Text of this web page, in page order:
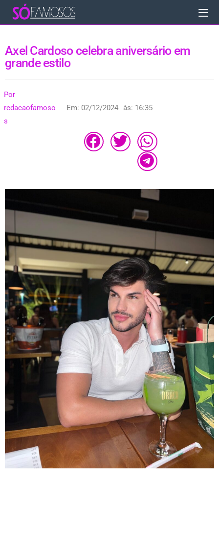
Axel Cardoso celebra aniversário em
grande estilo
Por
redacaofamoso
s
Em: 02/12/2024 às: 16:35